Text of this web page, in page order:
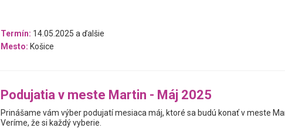
Termín: 14.05.2025 a ďalšie
Mesto: Košice
Podujatia v meste Martin - Máj 2025
Prinášame vám výber podujatí mesiaca máj, ktoré sa budú konať v meste
Veríme, že si každý vyberie.